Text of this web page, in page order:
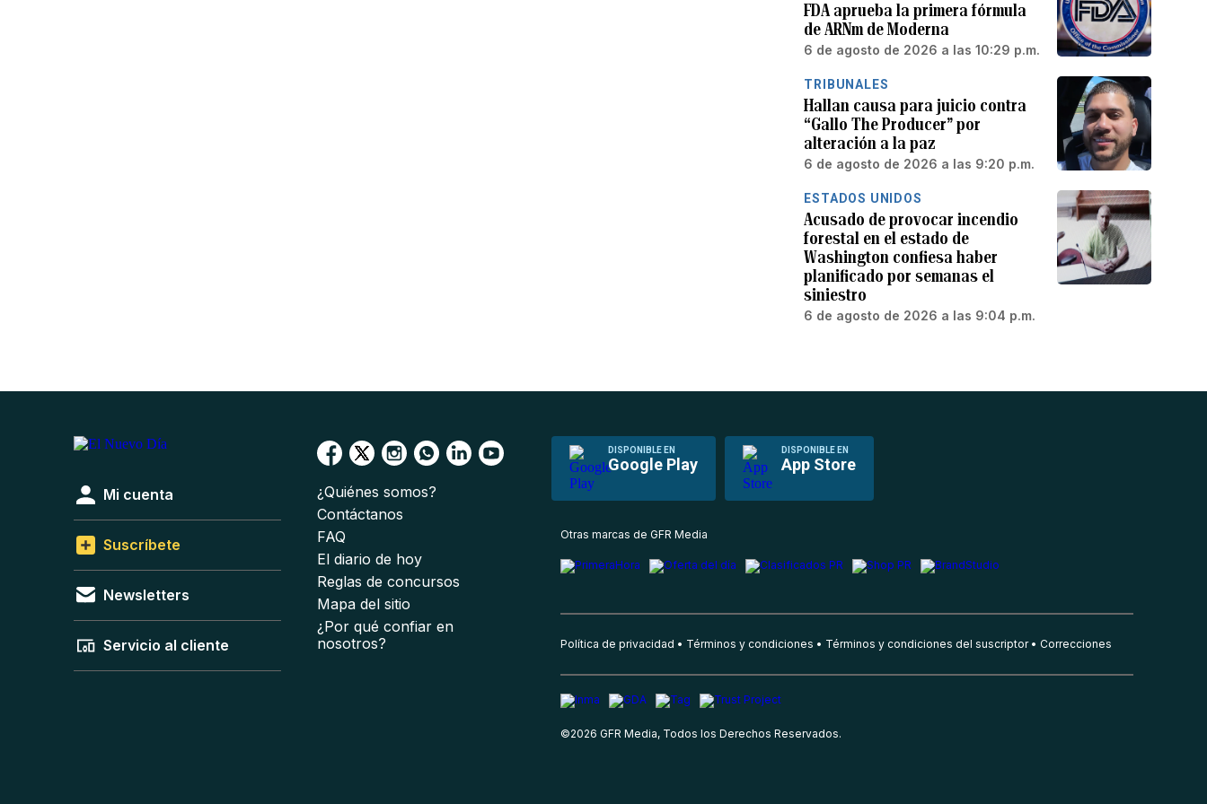
FDA aprueba la primera fórmula
de ARNm de Moderna
6 de agosto de 2026 a las 10:29 p.m.
TRIBUNALES
Hallan causa para juicio contra
“Gallo The Producer” por
alteración a la paz
6 de agosto de 2026 a las 9:20 p.m.
ESTADOS UNIDOS
Acusado de provocar incendio
forestal en el estado de
Washington confiesa haber
planificado por semanas el
siniestro
6 de agosto de 2026 a las 9:04 p.m.
DISPONIBLE EN
Google Play
DISPONIBLE EN
App Store
Mi cuenta
Suscríbete
Newsletters
Servicio al cliente
¿Quiénes somos?
Contáctanos
FAQ
El diario de hoy
Reglas de concursos
Mapa del sitio
¿Por qué confiar en
nosotros?
Otras marcas de GFR Media
Política de privacidad Términos y condiciones Términos y condiciones del suscriptor Correcciones
©2026 GFR Media, Todos los Derechos Reservados.